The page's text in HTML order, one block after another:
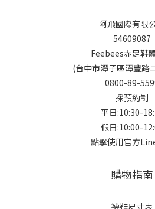
阿飛國際有限
54609087
Feebees赤足鞋
(台中市潭子區潭豐路
0800-89-
採預約制
平日:10:30-
假日:10:00-
點擊使用官方
購物指南